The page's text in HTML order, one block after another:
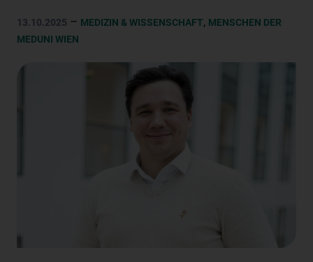
13.10.2025 – MEDIZIN & WISSENSCHAFT, MENSCHEN DER
MEDUNI WIEN